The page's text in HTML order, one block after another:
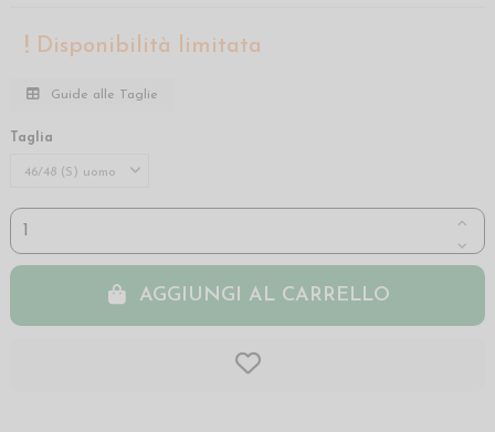
Disponibilità limitata
Guide alle Taglie
Taglia
AGGIUNGI AL CARRELLO